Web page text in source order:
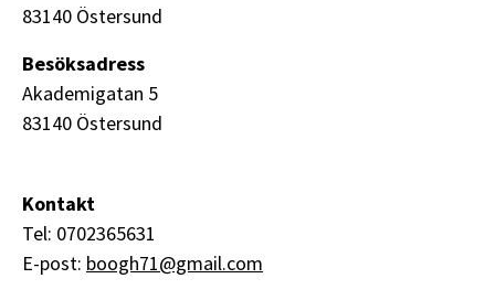
83140 Östersund
Besöksadress
Akademigatan 5
83140 Östersund
Kontakt
Tel: 0702365631
E-post: boogh71@gmail.com